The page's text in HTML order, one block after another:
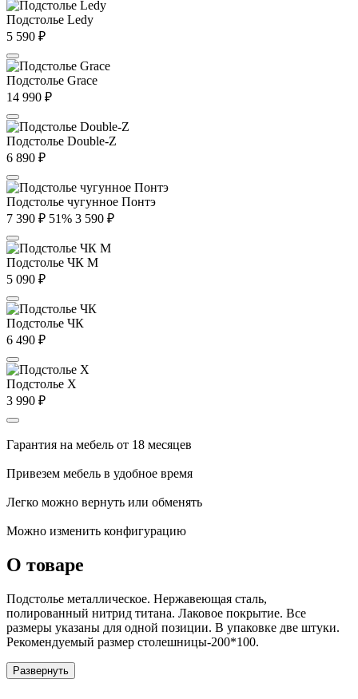
Подстолье Ledy
5 590 ₽
Подстолье Grace
14 990 ₽
Подстолье Double-Z
6 890 ₽
Подстолье чугунное Понтэ
7 390 ₽ 51% 3 590 ₽
Подстолье ЧК М
5 090 ₽
Подстолье ЧК
6 490 ₽
Подстолье X
3 990 ₽
Гарантия на мебель от 18 месяцев
Привезем мебель в удобное время
Легко можно вернуть или обменять
Можно изменить конфигурацию
О товаре
Подстолье металлическое. Нержавеющая сталь,
полированный нитрид титана. Лаковое покрытие. Все
размеры указаны для одной позиции. В упаковке две штуки.
Рекомендуемый размер столешницы-200*100.
Развернуть